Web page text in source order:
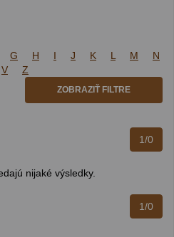
G H I J K L M
N
V Z
ZOBRAZIŤ FILTRE
1/0
nijaké výsledky.
1/0